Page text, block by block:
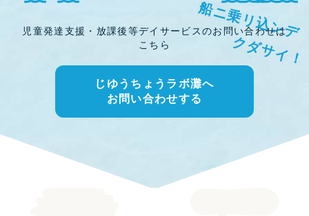
船ニ乗リ込ンデ
クダサイ！
児童発達支援・放課後等デイサービスのお問い合わせは
こちら
じゆうちょうラボ灘へ
お問い合わせする